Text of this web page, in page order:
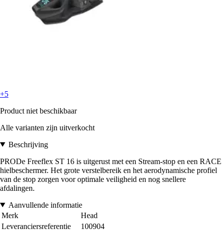
+5
Product niet beschikbaar
Alle varianten zijn uitverkocht
Beschrijving
PRODe Freeflex ST 16 is uitgerust met een Stream-stop en een RACE
hielbeschermer. Het grote verstelbereik en het aerodynamische profiel
van de stop zorgen voor optimale veiligheid en nog snellere
afdalingen.
Aanvullende informatie
Merk
Head
Leveranciersreferentie
100904